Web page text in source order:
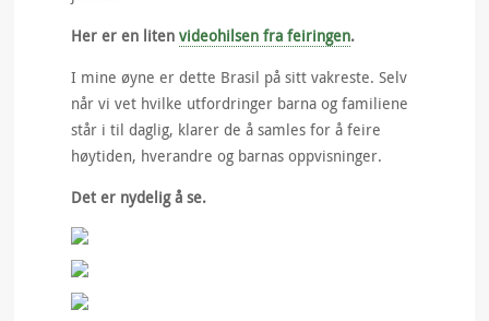
Her er en liten videohilsen fra feiringen.
I mine øyne er dette Brasil på sitt vakreste. Selv
når vi vet hvilke utfordringer barna og familiene
står i til daglig, klarer de å samles for å feire
høytiden, hverandre og barnas oppvisninger.
Det er nydelig å se.